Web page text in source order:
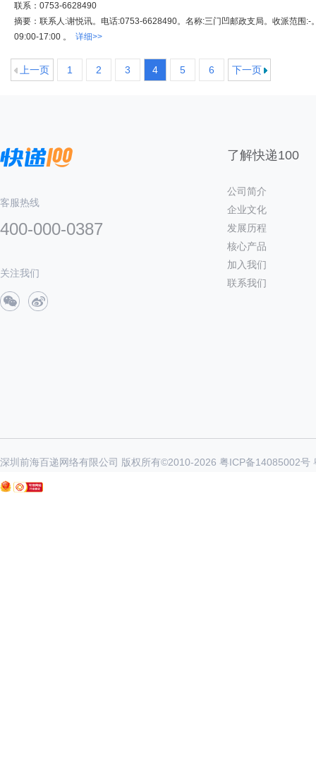
联系：0753-6628490
摘要：联系人:谢悦讯。电话:0753-6628490。名称:三门凹邮政支局。收派范围:-
09:00-17:00 。 详细>>
上一页 1 2 3 4 5 6 下一页
客服热线
400-000-0387
关注我们
了解快递100
公司简介
企业文化
发展历程
核心产品
加入我们
联系我们
深圳前海百递网络有限公司 版权所有©2010-2026 粤ICP备14085002号